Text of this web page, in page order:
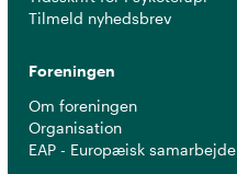
Tilmeld nyhedsbrev
Foreningen
Om foreningen
Organisation
EAP - Europæisk samarbejde